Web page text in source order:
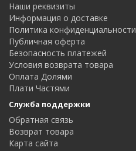
Наши реквизиты
Информация о доставке
Политика конфиденциальности
Публичная оферта
Безопасность платежей
Условия возврата товара
Оплата Долями
Плати Частями
Служба поддержки
Обратная связь
Возврат товара
Карта сайта